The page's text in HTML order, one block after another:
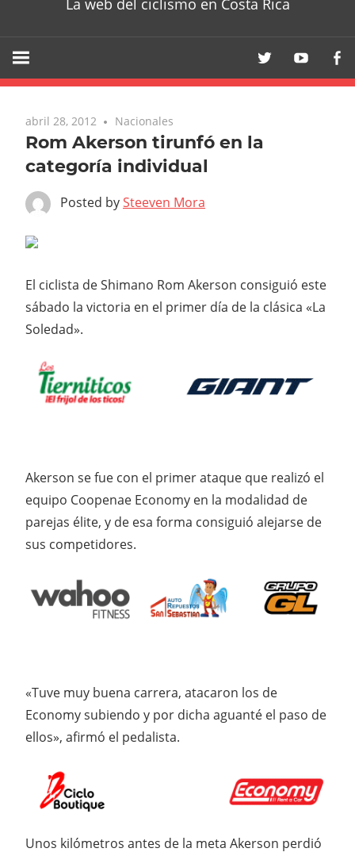
La web del ciclismo en Costa Rica
abril 28, 2012 Nacionales
Rom Akerson tirunfó en la
categoría individual
Posted bySteeven Mora
El ciclista de Shimano Rom Akerson consiguió este
sábado la victoria en el primer día de la clásica «La
Soledad».
Akerson se fue con el primer ataque que realizó el
equipo Coopenae Economy en la modalidad de
parejas élite, y de esa forma consiguió alejarse de
sus competidores.
«Tuve muy buena carrera, atacaron los de
Economy subiendo y por dicha aguanté el paso de
ellos», afirmó el pedalista.
Unos kilómetros antes de la meta Akerson perdió